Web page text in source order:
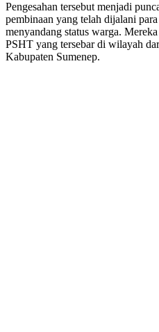
Pengesahan tersebut menjadi
pembinaan yang telah dijalani
menyandang status warga.
PSHT yang tersebar di wilayah
Kabupaten Sumenep.